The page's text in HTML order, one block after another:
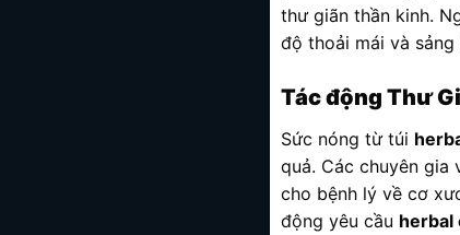
thư giãn thần kinh.
độ thoải mái và
Tác động Thư
Sức nóng từ túi
quả. Các chuyên
cho bệnh lý về cơ
động yêu cầu herbal